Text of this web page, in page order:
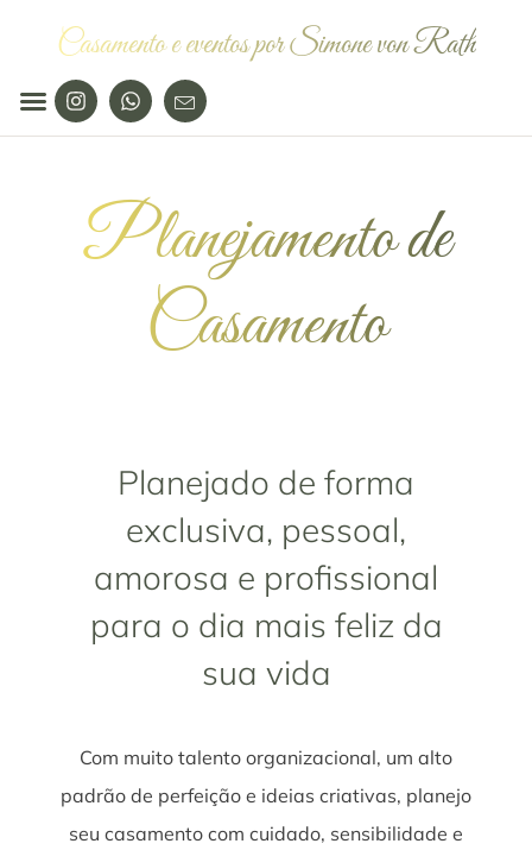
Casamento e eventos por Simone von Rath
Planejamento de
Casamento
Planejado de forma
exclusiva, pessoal,
amorosa e profissional
para o dia mais feliz da
sua vida
Com muito talento organizacional, um alto
padrão de perfeição e ideias criativas, planejo
seu casamento com cuidado, sensibilidade e